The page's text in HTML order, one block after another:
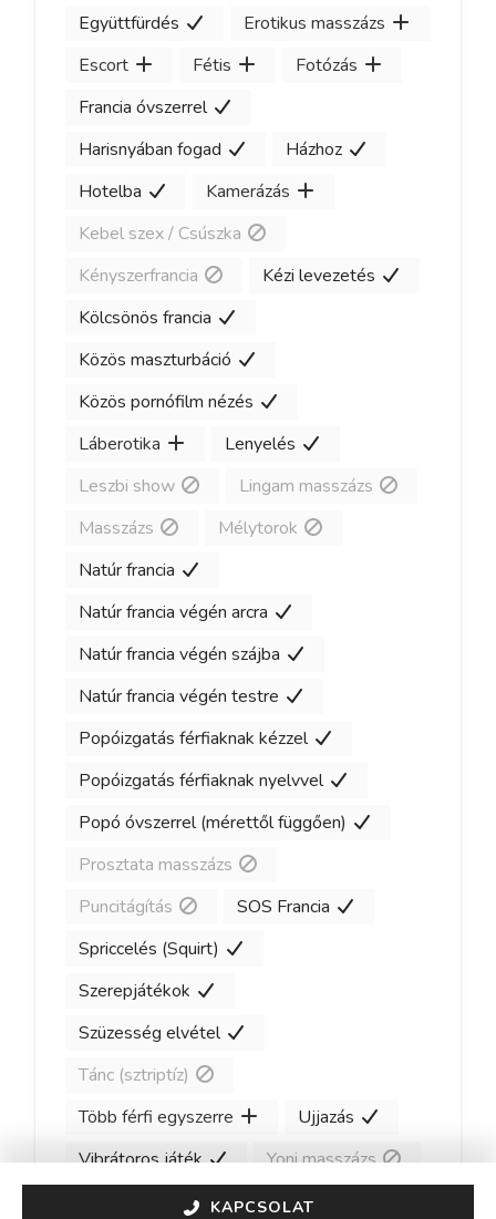
Együttfürdés
Erotikus masszázs
Escort
Fétis
Fotózás
Francia óvszerrel
Harisnyában fogad
Házhoz
Hotelba
Kamerázás
Kebel szex / Csúszka
Kényszerfrancia
Kézi levezetés
Kölcsönös francia
Közös maszturbáció
Közös pornófilm nézés
Láberotika
Lenyelés
Leszbi show
Lingam masszázs
Masszázs
Mélytorok
Natúr francia
Natúr francia végén arcra
Natúr francia végén szájba
Natúr francia végén testre
Popóizgatás férfiaknak kézzel
Popóizgatás férfiaknak nyelvvel
Popó óvszerrel (mérettől függően)
Prosztata masszázs
Puncitágítás
SOS Francia
Spriccelés (Squirt)
Szerepjátékok
Szüzesség elvétel
Tánc (sztriptíz)
Több férfi egyszerre
Ujjazás
Vibrátoros játék
Yoni masszázs
KAPCSOLAT